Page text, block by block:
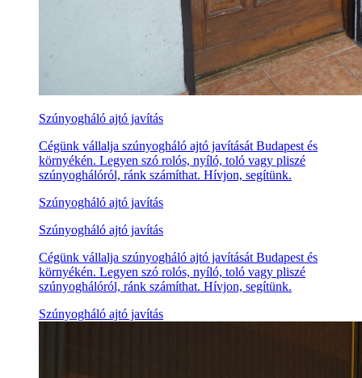
Szúnyogháló ajtó javítás
Cégünk vállalja szúnyogháló ajtó javítását Budapest és
környékén. Legyen szó rolós, nyíló, toló vagy pliszé
szúnyoghálóról, ránk számíthat. Hívjon, segítünk.
Szúnyogháló ajtó javítás
Szúnyogháló ajtó javítás
Cégünk vállalja szúnyogháló ajtó javítását Budapest és
környékén. Legyen szó rolós, nyíló, toló vagy pliszé
szúnyoghálóról, ránk számíthat. Hívjon, segítünk.
Szúnyogháló ajtó javítás